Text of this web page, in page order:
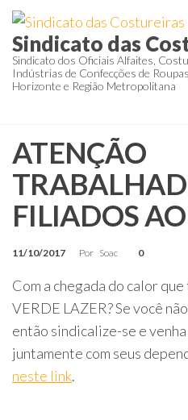
Pular
para
conteúdo
Sindicato das
Sindicato dos Oficiais Alfaites,
Indústrias de Confecções de
Horizonte e Região Metropolitana
ATENÇÃO
FILIADOS
11/10/2017 Por Soac 0
Com a chegada do calor
VERDE LAZER? Se você
então sindicalize-se e
juntamente com seus
neste link.